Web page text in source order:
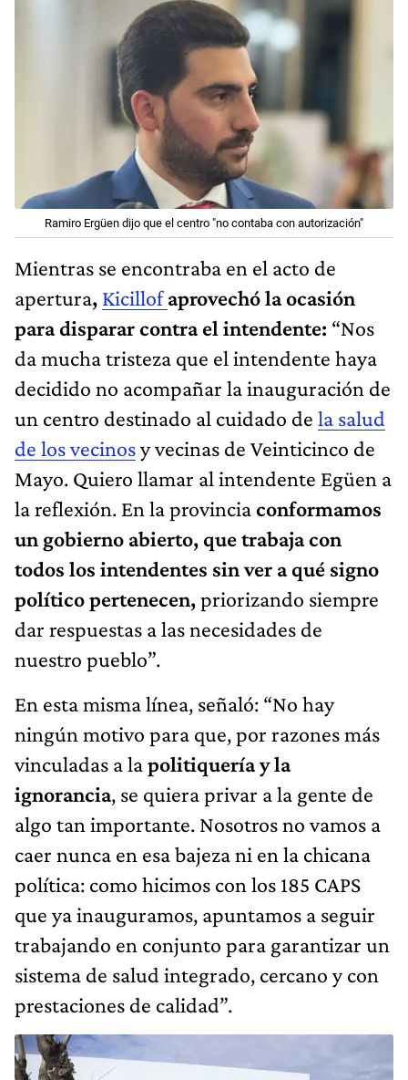
Ramiro Ergüen dijo que el centro "no contaba con autorización"
Mientras se encontraba en el acto de
apertura, Kicillofaprovechó la ocasión
para disparar contra el intendente: “Nos
da mucha tristeza que el intendente haya
decidido no acompañar la inauguración de
un centro destinado al cuidado de la salud
de los vecinosy vecinas de Veinticinco de
Mayo. Quiero llamar al intendente Egüen a
la reflexión. En la provinciaconformamos
un gobierno abierto, que trabaja con
todos los intendentes sin ver a qué signo
político pertenecen,priorizando siempre
dar respuestas a las necesidades de
nuestro pueblo”.
En esta misma línea, señaló: “No hay
ningún motivo para que, por razones más
vinculadas a lapolitiquería y la
ignorancia, se quiera privar a la gente de
algo tan importante. Nosotros no vamos a
caer nunca en esa bajeza ni en la chicana
política: como hicimos con los 185 CAPS
que ya inauguramos, apuntamos a seguir
trabajando en conjunto para garantizar un
sistema de salud integrado, cercano y con
prestaciones de calidad”.